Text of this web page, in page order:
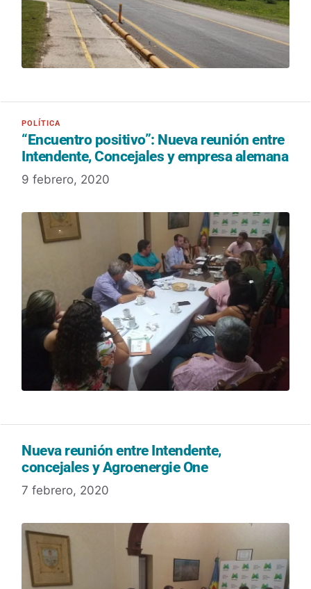
“Encuentro positivo”: Nueva reunión entre
Intendente, Concejales y empresa alemana
9 febrero, 2020
Nueva reunión entre Intendente,
concejales y Agroenergie One
7 febrero, 2020